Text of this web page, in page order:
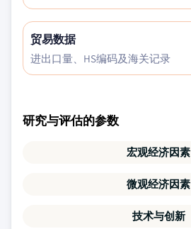
贸易数据
进出口量、HS编码及海关记录
研究与评估的参数
宏观经济因素
微观经济因素
技术与创新